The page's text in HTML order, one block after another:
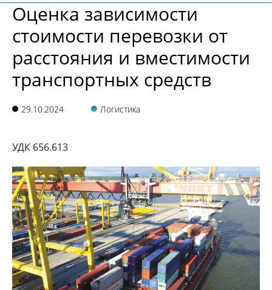
Оценка зависимости
стоимости перевозки от
расстояния и вместимости
транспортных средств
29.10.2024 Логистика
УДК 656.613